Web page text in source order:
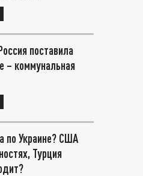
поставила
– коммунальная
по Украине? США
Турция